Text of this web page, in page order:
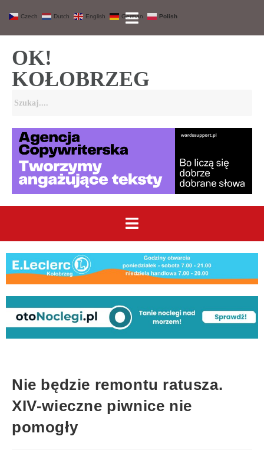
OK!
KOŁOBRZEG
Nie będzie remontu ratusza.
XIV-wieczne piwnice nie
pomogły
Czech Dutch English German Polish